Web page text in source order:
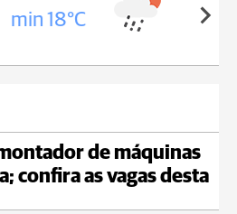
20°C min 18°C
de máquinas
confira as vagas desta